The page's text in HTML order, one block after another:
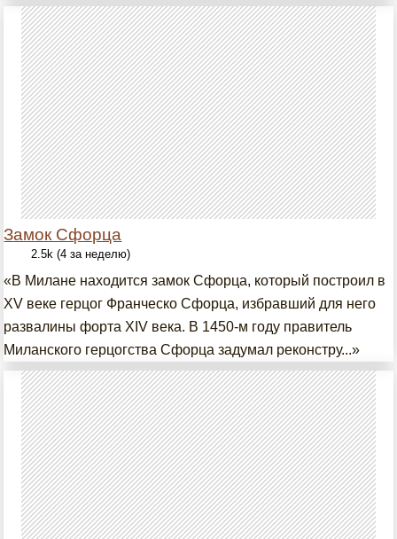
Замок Сфорца
2.5k (4 за неделю)
«В Милане находится замок Сфорца, который построил в
XV веке герцог Франческо Сфорца, избравший для него
развалины форта XIV века. В 1450-м году правитель
Миланского герцогства Сфорца задумал реконстру...»